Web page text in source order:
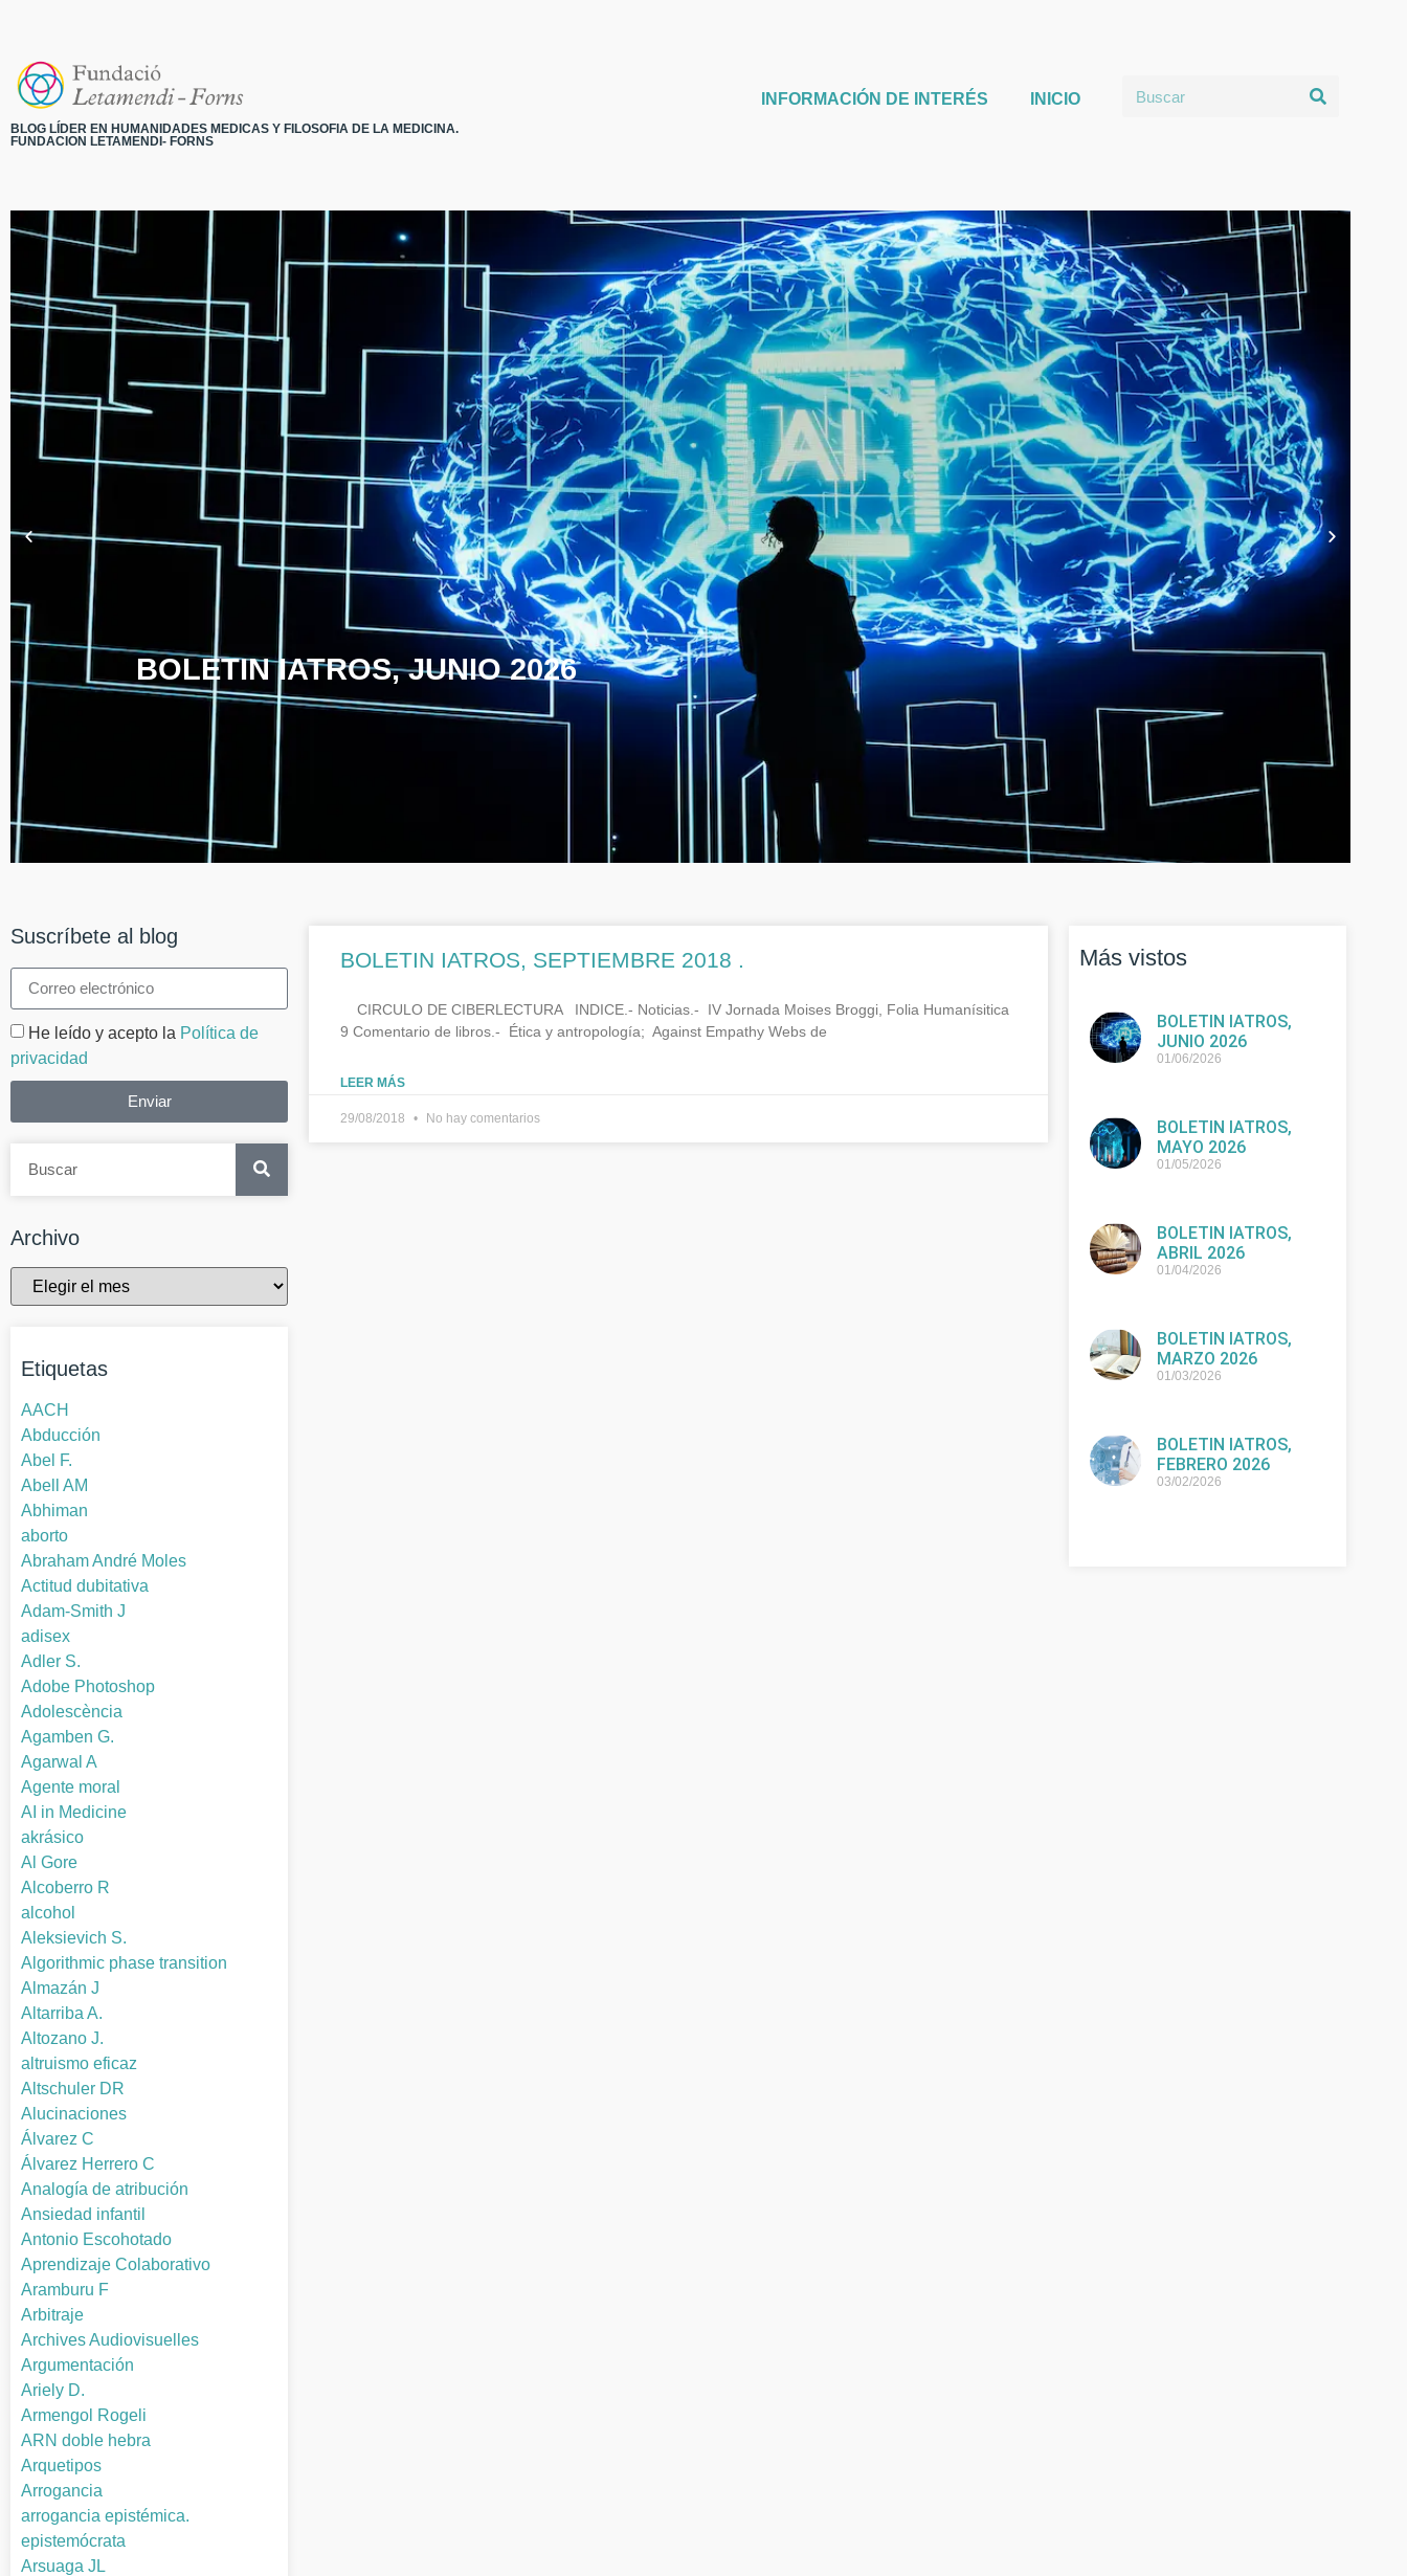
BLOG LÍDER EN HUMANIDADES MEDICAS Y FILOSOFIA DE LA MEDICINA.
FUNDACION LETAMENDI- FORNS
INFORMACIÓN DE INTERÉS INICIO
BOLETIN IATROS, JUNIO 2026
Suscríbete al blog
He leído y acepto la Política de
privacidad
Enviar
Archivo
Etiquetas
AACH
Abducción
Abel F.
Abell AM
Abhiman
aborto
Abraham André Moles
Actitud dubitativa
Adam-Smith J
adisex
Adler S.
Adobe Photoshop
Adolescència
Agamben G.
Agarwal A
Agente moral
AI in Medicine
akrásico
Al Gore
Alcoberro R
alcohol
Aleksievich S.
Algorithmic phase transition
Almazán J
Altarriba A.
Altozano J.
altruismo eficaz
Altschuler DR
Alucinaciones
Álvarez C
Álvarez Herrero C
Analogía de atribución
Ansiedad infantil
Antonio Escohotado
Aprendizaje Colaborativo
Aramburu F
Arbitraje
Archives Audiovisuelles
Argumentación
Ariely D.
Armengol Rogeli
ARN doble hebra
Arquetipos
Arrogancia
arrogancia epistémica.
epistemócrata
Arsuaga JL
BOLETIN IATROS, SEPTIEMBRE 2018 .
CIRCULO DE CIBERLECTURA INDICE.- Noticias.- IV Jornada Moises Broggi, Folia Humanísitica
9 Comentario de libros.- Ética y antropología; Against Empathy Webs de
LEER MÁS
29/08/2018 No hay comentarios
Más vistos
BOLETIN IATROS,
JUNIO 2026
01/06/2026
BOLETIN IATROS,
MAYO 2026
01/05/2026
BOLETIN IATROS,
ABRIL 2026
01/04/2026
BOLETIN IATROS,
MARZO 2026
01/03/2026
BOLETIN IATROS,
FEBRERO 2026
03/02/2026